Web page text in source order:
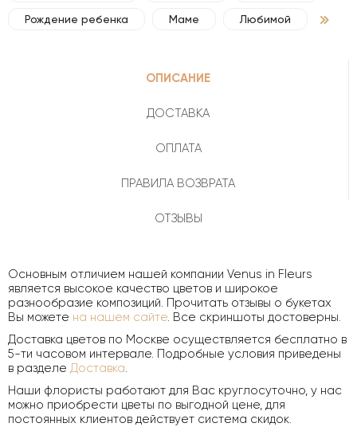
Рождение ребенка Маме Любимой
ОПИСАНИЕ
ДОСТАВКА
ОПЛАТА
ПРАВИЛА ВОЗВРАТА
ОТЗЫВЫ
Основным отличием нашей компании Venus in Fleurs
является высокое качество цветов и широкое
разнообразие композиций. Прочитать отзывы о букетах
Вы можете на нашем сайте. Все скриншоты достоверны.
Доставка цветов по Москве осуществляется бесплатно в
5-ти часовом интервале. Подробные условия приведены
в разделе Доставка.
Наши флористы работают для Вас круглосуточно, у нас
можно приобрести цветы по выгодной цене, для
постоянных клиентов действует система скидок.